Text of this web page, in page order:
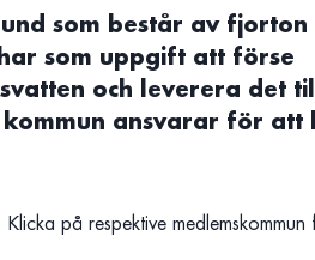
som består av fjorton
som uppgift att förse
och leverera det
ansvarar för att
på respektive medlemskommun